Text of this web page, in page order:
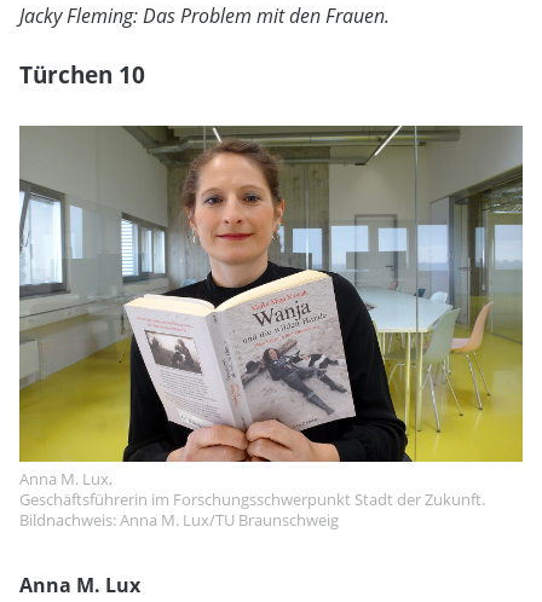
Jacky Fleming: Das Problem mit den Frauen.
Türchen 10
Anna M. Lux,
Geschäftsführerin im Forschungsschwerpunkt Stadt der Zukunft.
Bildnachweis: Anna M. Lux/TU Braunschweig
Anna M. Lux